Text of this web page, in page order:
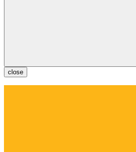
close